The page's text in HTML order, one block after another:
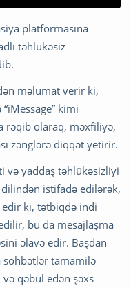
platformasına
təhlükəsiz
məlumat verir ki,
kimi
rəqib olaraq, məxfiliyə,
zənglərə diqqət yetirir.
və yaddaş təhlükəsizliyi
dilindən istifadə edilərək,
edir ki, tətbiqdə indi
bu da mesajlaşma
əlavə edir. Başdan
söhbətlər tamamilə
və qəbul edən şəxs